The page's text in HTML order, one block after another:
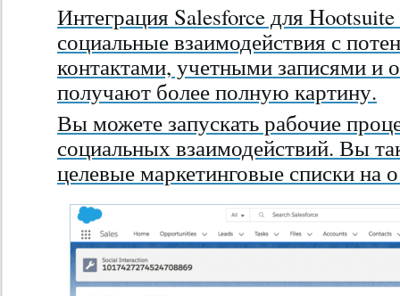
Интеграция Salesforce для Hootsuite
социальные взаимодействия с
контактами, учетными записями
получают более полную картину.
Вы можете запускать рабочие
социальных взаимодействий. Вы
целевые маркетинговые списки на